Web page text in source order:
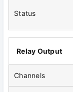
Status
Relay Output
Channels